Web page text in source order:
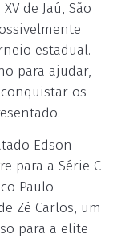
de Jaú, São
estadual.
para ajudar,
os
Edson
para a Série C
Paulo
Zé Carlos, um
para a elite